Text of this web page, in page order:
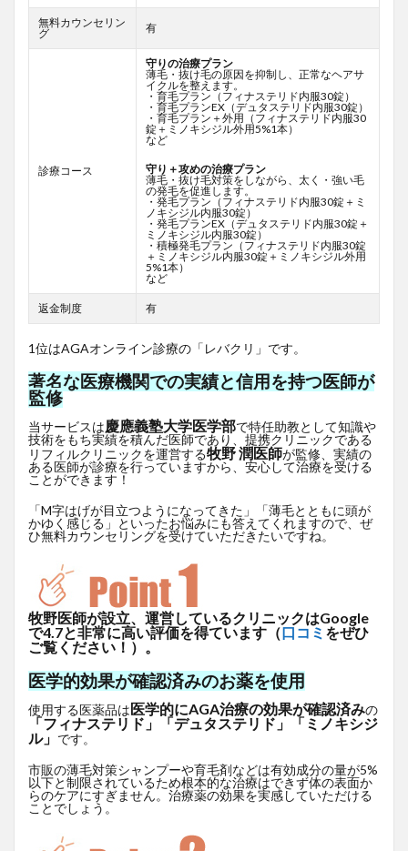
無料カウンセリン
グ
有
診療コース
守りの治療プラン
薄毛・抜け毛の原因を抑制し、正常なヘアサ
イクルを整えます。
・育毛プラン（フィナステリド内服30錠）
・育毛プランEX（デュタステリド内服30錠）
・育毛プラン＋外用（フィナステリド内服30
錠＋ミノキシジル外用5%1本）
など
守り＋攻めの治療プラン
薄毛・抜け毛対策をしながら、太く・強い毛
の発毛を促進します。
・発毛プラン（フィナステリド内服30錠＋ミ
ノキシジル内服30錠）
・発毛プランEX（デュタステリド内服30錠＋
ミノキシジル内服30錠）
・積極発毛プラン（フィナステリド内服30錠
＋ミノキシジル内服30錠＋ミノキシジル外用
5%1本）
など
返金制度 有
1位はAGAオンライン診療の「レバクリ」です。
著名な医療機関での実績と信用を持つ医師が
監修
当サービスは慶應義塾大学医学部で特任助教として知識や
技術をもち実績を積んだ医師であり、提携クリニックである
リフィルクリニックを運営する牧野 潤医師が監修、実績の
ある医師が診療を行っていますから、安心して治療を受ける
ことができます！
「M字はげが目立つようになってきた」「薄毛とともに頭が
かゆく感じる」といったお悩みにも答えてくれますので、ぜ
ひ無料カウンセリングを受けていただきたいですね。
牧野医師が設立、運営しているクリニックはGoogle
で4.7と非常に高い評価を得ています（口コミ をぜひ
ご覧ください！）。
医学的効果が確認済みのお薬を使用
使用する医薬品は医学的にAGA治療の効果が確認済みの
「フィナステリド」「デュタステリド」「ミノキシジ
ル」 です。
市販の薄毛対策シャンプーや育毛剤などは有効成分の量が5%
以下と制限されているため根本的な治療はできず体の表面か
らのケアにすぎません。治療薬の効果を実感していただける
ことでしょう。